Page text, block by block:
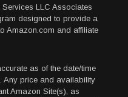
LLC Associates
designed to provide a
Amazon.com and affiliate
as of the date/time
Any price and availability
Amazon Site(s), as